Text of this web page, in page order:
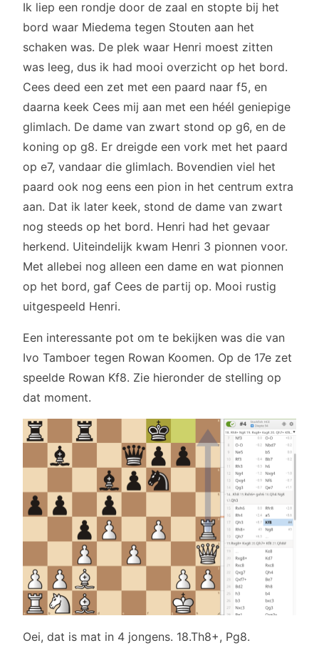
Ik liep een rondje door de zaal en stopte bij het
bord waar Miedema tegen Stouten aan het
schaken was. De plek waar Henri moest zitten
was leeg, dus ik had mooi overzicht op het bord.
Cees deed een zet met een paard naar f5, en
daarna keek Cees mij aan met een héél geniepige
glimlach. De dame van zwart stond op g6, en de
koning op g8. Er dreigde een vork met het paard
op e7, vandaar die glimlach. Bovendien viel het
paard ook nog eens een pion in het centrum extra
aan. Dat ik later keek, stond de dame van zwart
nog steeds op het bord. Henri had het gevaar
herkend. Uiteindelijk kwam Henri 3 pionnen voor.
Met allebei nog alleen een dame en wat pionnen
op het bord, gaf Cees de partij op. Mooi rustig
uitgespeeld Henri.
Een interessante pot om te bekijken was die van
Ivo Tamboer tegen Rowan Koomen. Op de 17e zet
speelde Rowan Kf8. Zie hieronder de stelling op
dat moment.
Oei, dat is mat in 4 jongens. 18.Th8+, Pg8.